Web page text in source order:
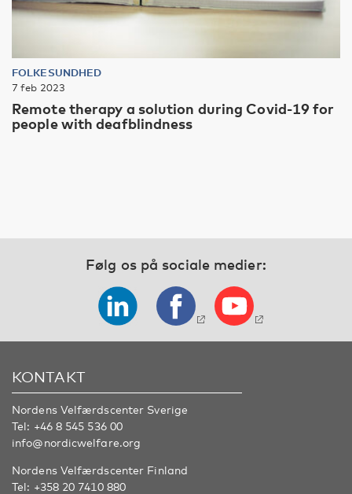
FOLKESUNDHED
7 feb 2023
Remote therapy a solution during Covid-19 for
people with deafblindness
Følg os på sociale medier:
KONTAKT
Nordens Velfærdscenter Sverige
Tel: +46 8 545 536 00
info@nordicwelfare.org
Nordens Velfærdscenter Finland
Tel: +358 20 7410 880